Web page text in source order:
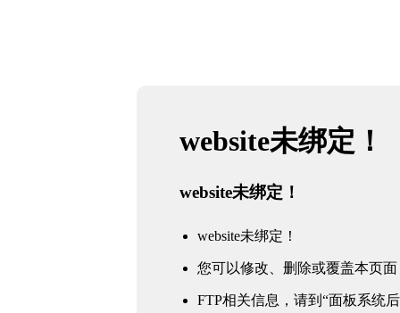
website未绑定！
website未绑定！
website未绑定！
您可以修改、删除或覆盖本页面
FTP相关信息，请到“面板系统